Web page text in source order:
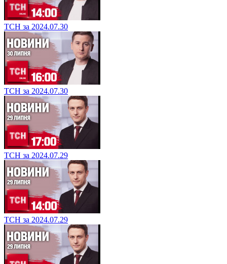
ТСН за 2024.07.30
ТСН за 2024.07.30
ТСН за 2024.07.29
ТСН за 2024.07.29